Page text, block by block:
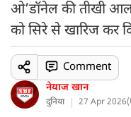
ओ’डॉनेल की तीखी
को सिरे से खारिज कर
नेयाज खान
दुनिया 27 Apr 2026(
Comment